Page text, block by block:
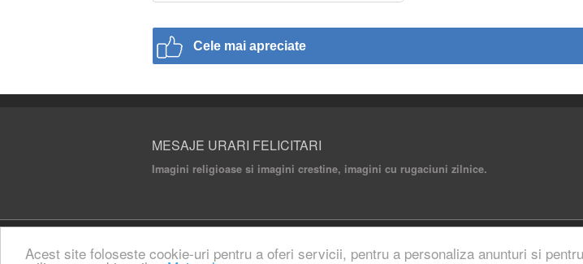
Acest site foloseste cookie-uri pentru a oferi servicii, pentru a personaliza anunturi si
Cele mai apreciate
MESAJE URARI FELICITARI
Imagini religioase si imagini crestine, imagini cu rugaciuni zilnice.